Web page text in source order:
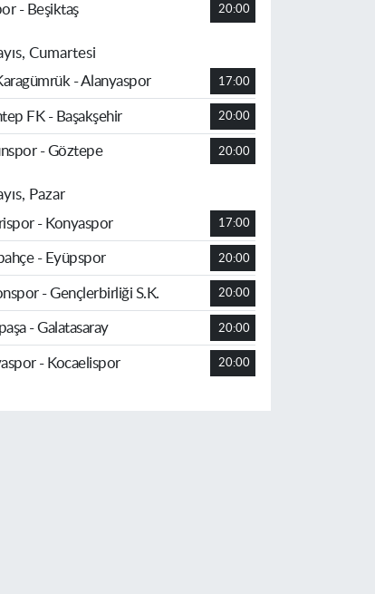
- Beşiktaş
20:00
Cumartesi
- Alanyaspor
17:00
FK - Başakşehir 20:00
- Göztepe 20:00
Pazar
- Konyaspor
17:00
- Eyüpspor 20:00
- Gençlerbirliği S.K. 20:00
- Galatasaray 20:00
- Kocaelispor 20:00